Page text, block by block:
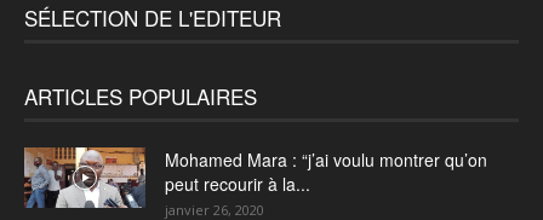
SÉLECTION DE L'EDITEUR
ARTICLES POPULAIRES
Mohamed Mara : “j’ai voulu montrer qu’on
peut recourir à la...
janvier 26, 2020